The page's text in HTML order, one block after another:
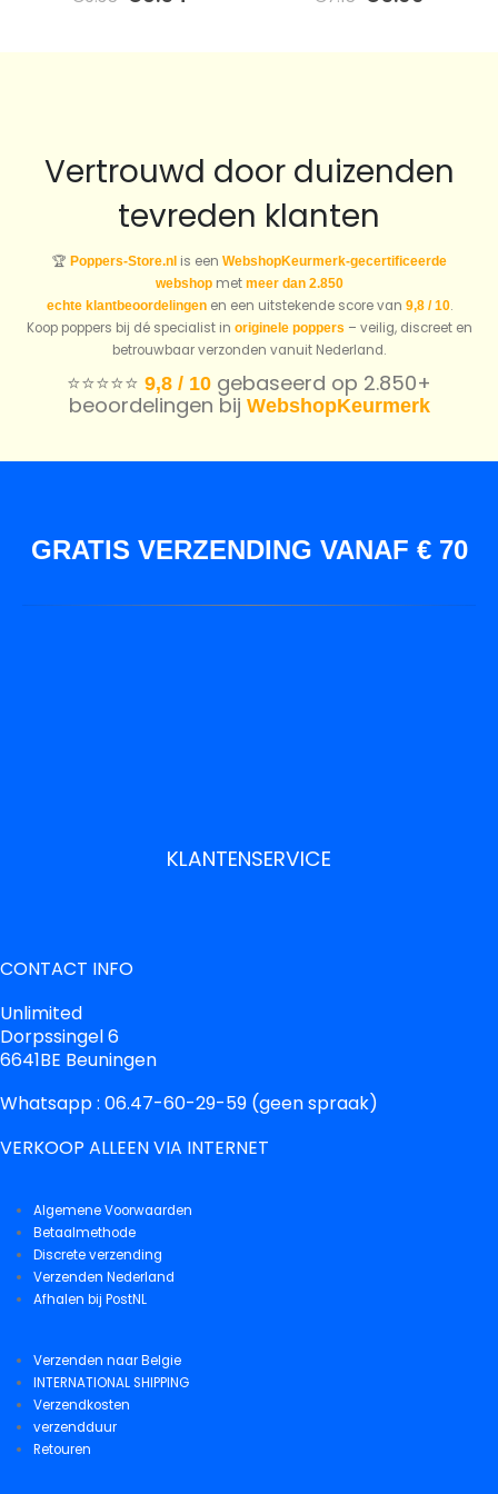
Vertrouwd door duizenden
tevreden klanten
🏆 Poppers-Store.nlis een WebshopKeurmerk-gecertificeerde
webshop met meer dan 2.850
echte klantbeoordelingenen een uitstekende score van 9,8 / 10.
Koop poppers bij dé specialist in originele poppers – veilig, discreet en
betrouwbaar verzonden vanuit Nederland.
⭐️⭐️⭐️⭐️⭐️ 9,8 / 10 gebaseerd op 2.850+
beoordelingen bij WebshopKeurmerk
GRATIS VERZENDING VANAF € 70
KLANTENSERVICE
CONTACT INFO
Unlimited
Dorpssingel 6
6641BE Beuningen
Whatsapp : 06.47-60-29-59 (geen spraak)
VERKOOP ALLEEN VIA INTERNET
Algemene Voorwaarden
Betaalmethode
Discrete verzending
Verzenden Nederland
Afhalen bij PostNL
Verzenden naar Belgie
INTERNATIONAL SHIPPING
Verzendkosten
verzendduur
Retouren